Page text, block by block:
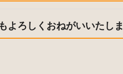
よろしくおねがいいたし